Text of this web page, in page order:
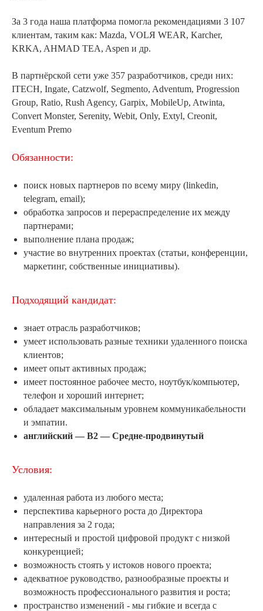
За 3 года наша платформа помогла рекомендациями 3 107
клиентам, таким как: Mazda, VOLЯ WEAR, Karcher,
KRKA, AHMAD TEA, Aspen и др.
В партнёрской сети уже 357 разработчиков, среди них:
ITECH, Ingate, Catzwolf, Segmento, Adventum, Progression
Group, Ratio, Rush Agency, Garpix, MobileUp, Atwinta,
Convert Monster, Serenity, Webit, Only, Extyl, Creonit,
Eventum Premo
Обязанности:
поиск новых партнеров по всему миру (linkedin,
telegram, email);
обработка запросов и перераспределение их между
партнерами;
выполнение плана продаж;
участие во внутренних проектах (статьи, конференции,
маркетинг, собственные инициативы).
Подходящий кандидат:
знает отрасль разработчиков;
умеет использовать разные техники удаленного поиска
клиентов;
имеет опыт активных продаж;
имеет постоянное рабочее место, ноутбук/компьютер,
телефон и хороший интернет;
обладает максимальным уровнем коммуникабельности
и эмпатии.
английский — B2 — Средне-продвинутый
Условия:
удаленная работа из любого места;
перспектива карьерного роста до Директора
направления за 2 года;
интересный и простой цифровой продукт с низкой
конкуренцией;
возможность стоять у истоков нового проекта;
адекватное руководство, разнообразные проекты и
возможность профессионального развития и роста;
пространство изменений - мы гибкие и всегда с